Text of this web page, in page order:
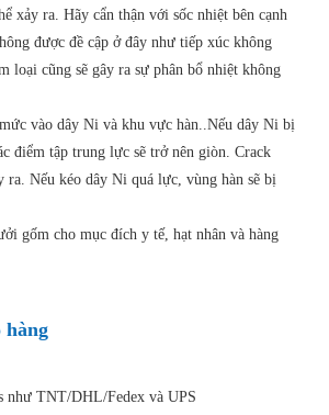
xảy ra. Hãy cẩn thận với sốc nhiệt bên cạnh
được đề cập ở đây như tiếp xúc không
loại cũng sẽ gây ra sự phân bổ nhiệt không
vào dây Ni và khu vực hàn..Nếu dây Ni bị
điểm tập trung lực sẽ trở nên giòn. Crack
ra. Nếu kéo dây Ni quá lực, vùng hàn sẽ bị
gốm cho mục đích y tế, hạt nhân và hàng
hàng
như TNT/DHL/Fedex và UPS